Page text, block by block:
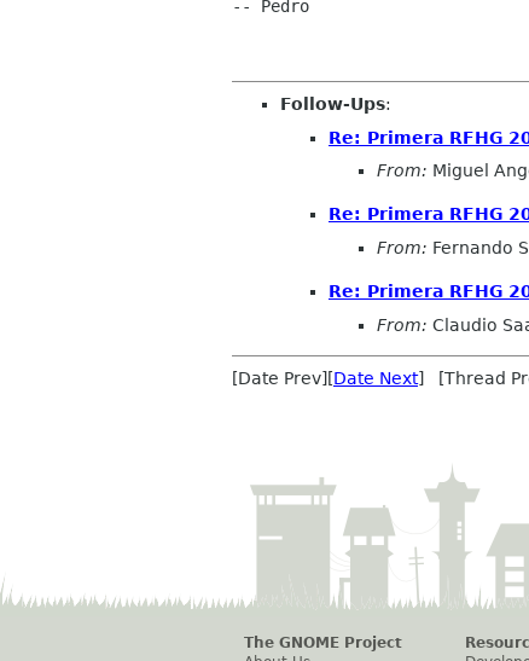
-- Pedro
Follow-Ups:
Re: Primera RFHG
From: Miguel
Re: Primera RFHG
From: Fernando
Re: Primera RFHG
From: Claudio
[Date Prev][Date Next] [Thread
The GNOME Project